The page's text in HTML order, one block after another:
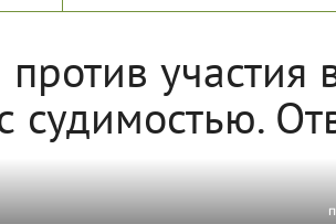
участия
судимостью.